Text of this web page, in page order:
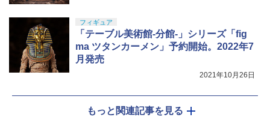
フィギュア
「テーブル美術館-分館-」シリーズ「fig
ma ツタンカーメン」予約開始。2022年7
月発売
2021年10月26日
もっと関連記事を見る